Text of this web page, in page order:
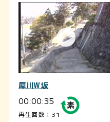
犀川W坂
00:00:35
再生回数：31